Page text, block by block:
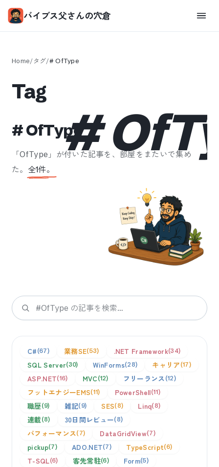
バイブス父さんの穴倉
Home/タグ/#OfType
#
Tag
#OfType
「OfType 」が付いた記事を、部屋をまたいで集め
た。 全1件。
検索
C# 67 業務SE 53 .NET Framework 34
SQL Server 30 WinForms 28 キャリア 17
ASP.NET 16 MVC 12 フリーランス 12
フットエナジーEMS 11 PowerShell 11
職歴 9 雑記 9 SES 8 Linq 8
連載 8 30日間レビュー 8
パフォーマンス 7 DataGridView 7
pickup 7 ADO.NET 7 TypeScript 6
T-SQL 6 客先常駐 6 Form 5